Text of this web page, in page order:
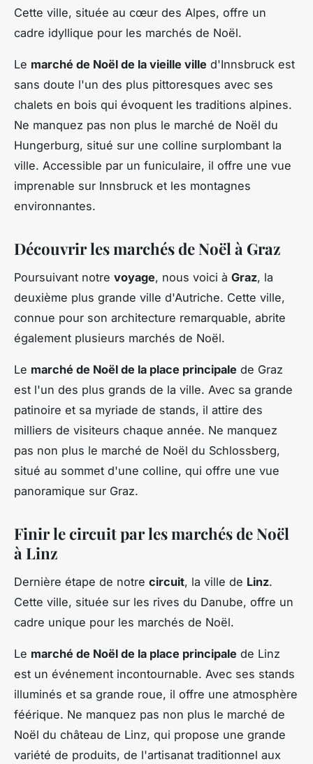
Cette ville, située au cœur des Alpes, offre un
cadre idyllique pour les marchés de Noël.
Le marché de Noël de la vieille ville d'Innsbruck est
sans doute l'un des plus pittoresques avec ses
chalets en bois qui évoquent les traditions alpines.
Ne manquez pas non plus le marché de Noël du
Hungerburg, situé sur une colline surplombant la
ville. Accessible par un funiculaire, il offre une vue
imprenable sur Innsbruck et les montagnes
environnantes.
Découvrir les marchés de Noël à Graz
Poursuivant notre voyage, nous voici à Graz, la
deuxième plus grande ville d'Autriche. Cette ville,
connue pour son architecture remarquable, abrite
également plusieurs marchés de Noël.
Le marché de Noël de la place principale de Graz
est l'un des plus grands de la ville. Avec sa grande
patinoire et sa myriade de stands, il attire des
milliers de visiteurs chaque année. Ne manquez
pas non plus le marché de Noël du Schlossberg,
situé au sommet d'une colline, qui offre une vue
panoramique sur Graz.
Finir le circuit par les marchés de Noël
à Linz
Dernière étape de notre circuit, la ville de Linz.
Cette ville, située sur les rives du Danube, offre un
cadre unique pour les marchés de Noël.
Le marché de Noël de la place principale de Linz
est un événement incontournable. Avec ses stands
illuminés et sa grande roue, il offre une atmosphère
féérique. Ne manquez pas non plus le marché de
Noël du château de Linz, qui propose une grande
variété de produits, de l'artisanat traditionnel aux